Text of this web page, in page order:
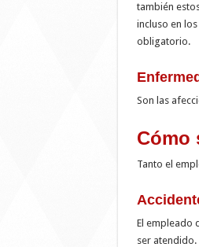
también
incluso en
obligatorio.
Son las
Cómo
Tanto el
El empleado
ser